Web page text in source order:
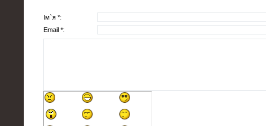
Ім`я *:
Email *: